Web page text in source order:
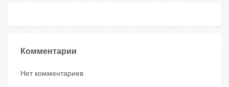
Комментарии
Нет комментариев